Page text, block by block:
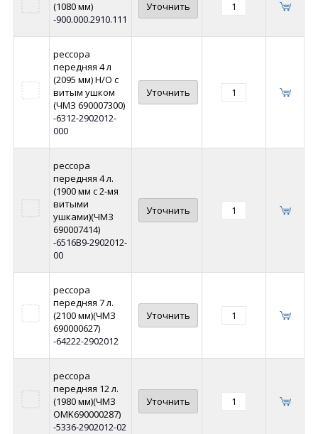
(1080 мм)
-900.000.2910.111
Уточнить
рессора
передняя 4 л
(2095 мм) Н/О с
витым ушком
(ЧМЗ 690007300)
-6312-2902012-
000
Уточнить
рессора
передняя 4 л.
(1900 мм с 2-мя
витыми
ушками)(ЧМЗ
690007414)
-6516В9-2902012-
00
Уточнить
рессора
передняя 7 л.
(2100 мм)(ЧМЗ
690000627)
-64222-2902012
Уточнить
рессора
передняя 12 л.
(1980 мм)(ЧМЗ
OMK690000287)
-5336-2902012-02
Уточнить